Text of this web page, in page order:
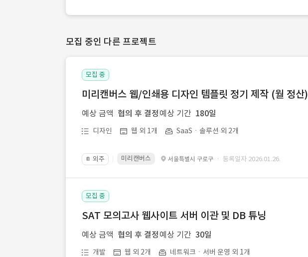
모집 중인 다른 프로젝트
모집 중
미리캔버스 웹/인쇄용 디자인 템플릿 정기 제작 (월 정산)
예상 금액 협의 후 결정 예상 기간 180일
디자인 웹 외 1개 SaaSㆍ솔루션 외 2개
📔 외주 미리캔버스 서울특별시 구로구 · 등록일자 2026.01.26.
모집 중
SAT 모의고사 웹사이트 서버 이관 및 DB 튜닝
예상 금액 협의 후 결정 예상 기간 30일
개발 웹 외 2개 네트워크ㆍ서버 운영 외 1개